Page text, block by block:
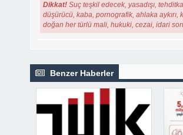
Dikkat! Suç teşkil edecek, yasadışı,
düşürücü, kaba, pornografik, ahlaka
doğan her türlü mali, hukuki, cezai, idari
Benzer Haberler